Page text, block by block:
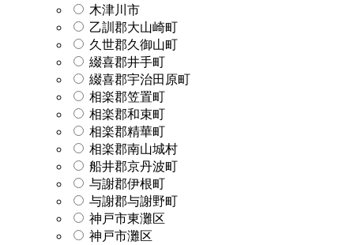
木津川市
乙訓郡大山崎町
久世郡久御山町
綴喜郡井手町
綴喜郡宇治田原町
相楽郡笠置町
相楽郡和束町
相楽郡精華町
相楽郡南山城村
船井郡京丹波町
与謝郡伊根町
与謝郡与謝野町
神戸市東灘区
神戸市灘区